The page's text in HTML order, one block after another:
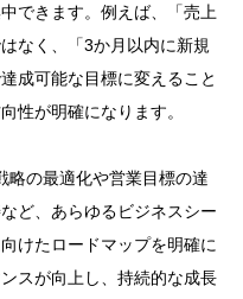
できます。例えば、「売上
なく、「3か月以内に新規
成可能な目標に変えること
性が明確になります。
略の最適化や営業目標の達
ど、あらゆるビジネスシー
けたロードマップを明確に
スが向上し、持続的な成長